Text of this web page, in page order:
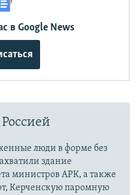
в Google News
люди в форме без
здание
министров АРК, а также
Керченскую паромную